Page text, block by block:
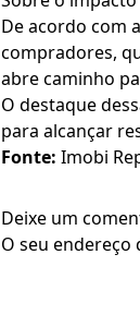
De acordo com
compradores,
abre caminho
O destaque
para alcançar
Fonte: Imobi
Deixe um
O seu endereço